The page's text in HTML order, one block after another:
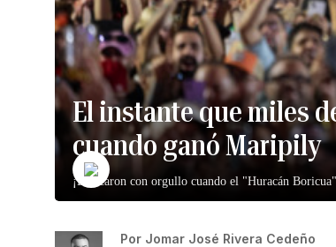
El instante que miles
cuando ganó Maripily
¡Brincaron con orgullo cuando el "Huracán
Por Jomar José Rivera Cedeño